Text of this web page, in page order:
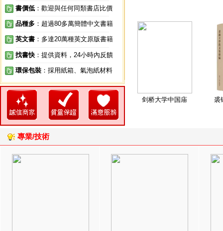
書價低 ：歡迎與任何同類書店比價
品種多 ：超過80多萬簡體中文書籍
英文書 ：多達20萬種英文原版書籍
找書快 ：提供資料，24小時內反饋
環保包裝 ：採用紙箱、氣泡紙材料
剑桥大学中国庙 裘
專業/技術